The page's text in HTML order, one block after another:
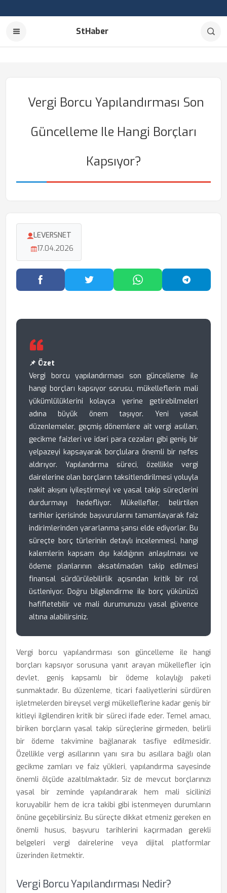
StHaber
Vergi Borcu Yapılandırması Son
Güncelleme Ile Hangi Borçları
Kapsıyor?
LEVERSNET
17.04.2026
Facebook'ta PaylaşTwitter'da PaylaşWhatsApp'ta Paylaş
📌 Özet
Vergi borcu yapılandırması son güncelleme ile
hangi borçları kapsıyor sorusu, mükelleflerin mali
yükümlülüklerini kolayca yerine getirebilmeleri
adına büyük önem taşıyor. Yeni yasal
düzenlemeler, geçmiş dönemlere ait vergi asılları,
gecikme faizleri ve idari para cezaları gibi geniş bir
yelpazeyi kapsayarak borçlulara önemli bir nefes
aldırıyor. Yapılandırma süreci, özellikle vergi
dairelerine olan borçların taksitlendirilmesi yoluyla
nakit akışını iyileştirmeyi ve yasal takip süreçlerini
durdurmayı hedefliyor. Mükellefler, belirtilen
tarihler içerisinde başvurularını tamamlayarak faiz
indirimlerinden yararlanma şansı elde ediyorlar. Bu
süreçte borç türlerinin detaylı incelenmesi, hangi
kalemlerin kapsam dışı kaldığının anlaşılması ve
ödeme planlarının aksatılmadan takip edilmesi
finansal sürdürülebilirlik açısından kritik bir rol
üstleniyor. Doğru bilgilendirme ile borç yükünüzü
hafifletebilir ve mali durumunuzu yasal güvence
altına alabilirsiniz.
Vergi borcu yapılandırması son güncelleme ile hangi
borçları kapsıyor sorusuna yanıt arayan mükellefler için
devlet, geniş kapsamlı bir ödeme kolaylığı paketi
sunmaktadır. Bu düzenleme, ticari faaliyetlerini sürdüren
işletmelerden bireysel vergi mükelleflerine kadar geniş bir
kitleyi ilgilendiren kritik bir süreci ifade eder. Temel amacı,
biriken borçların yasal takip süreçlerine girmeden, belirli
bir ödeme takvimine bağlanarak tasfiye edilmesidir.
Özellikle vergi asıllarının yanı sıra bu asıllara bağlı olan
gecikme zamları ve faiz yükleri, yapılandırma sayesinde
önemli ölçüde azaltılmaktadır. Siz de mevcut borçlarınızı
yasal bir zeminde yapılandırarak hem mali sicilinizi
koruyabilir hem de icra takibi gibi istenmeyen durumların
önüne geçebilirsiniz. Bu süreçte dikkat etmeniz gereken en
önemli husus, başvuru tarihlerini kaçırmadan gerekli
belgeleri vergi dairelerine veya dijital platformlar
üzerinden iletmektir.
Vergi Borcu Yapılandırması Nedir?